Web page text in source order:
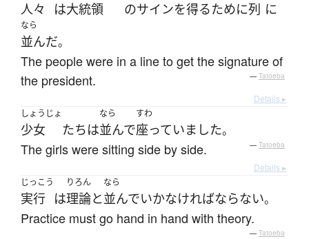
人々 は大統領 のサインを得るために列 に
なら
並んだ。
The people were in a line to get the signature of
the president.
— Tatoeba
Details ▸
しょうじょ
少女 たちは
なら
並んで
すわ
座っていました。
The girls were sitting side by side. — Tatoeba
Details ▸
じっこう
実行 は
りろん
理論と
なら
並んでいかなければならない。
Practice must go hand in hand with theory.
— Tatoeba